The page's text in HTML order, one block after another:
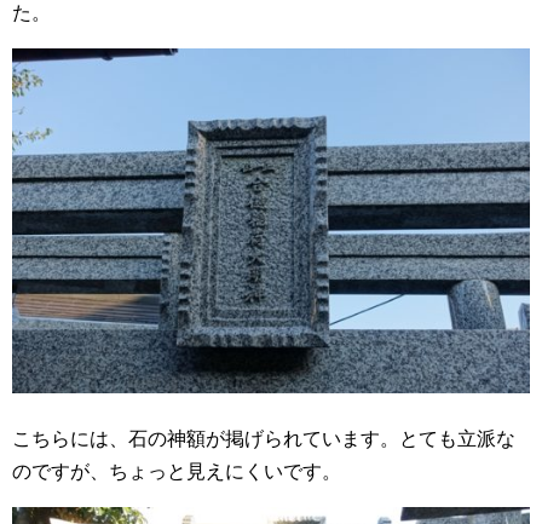
た。
こちらには、石の神額が掲げられています。とても立派な
のですが、ちょっと見えにくいです。